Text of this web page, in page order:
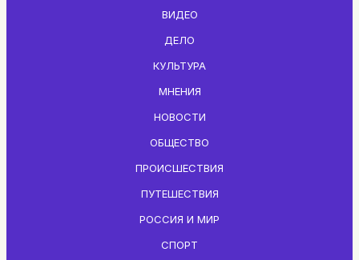
ВИДЕО
ДЕЛО
КУЛЬТУРА
МНЕНИЯ
НОВОСТИ
ОБЩЕСТВО
ПРОИСШЕСТВИЯ
ПУТЕШЕСТВИЯ
РОССИЯ И МИР
СПОРТ